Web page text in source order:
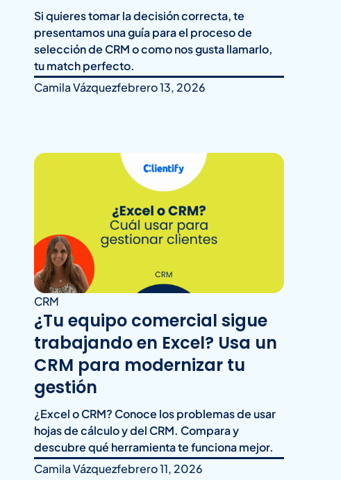
Si quieres tomar la decisión correcta, te
presentamos una guía para el proceso de
selección de CRM o como nos gusta llamarlo,
tu match perfecto.
Camila Vázquezfebrero 13, 2026
CRM
¿Tu equipo comercial sigue
trabajando en Excel? Usa un
CRM para modernizar tu
gestión
¿Excel o CRM? Conoce los problemas de usar
hojas de cálculo y del CRM. Compara y
descubre qué herramienta te funciona mejor.
Camila Vázquezfebrero 11, 2026